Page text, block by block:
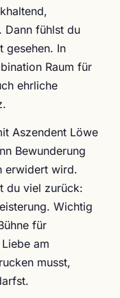
Dann fühlst du
gesehen. In
Raum für
ehrliche
Aszendent Löwe
Bewunderung
erwidert wird.
du viel zurück:
Wichtig
für
am
musst,